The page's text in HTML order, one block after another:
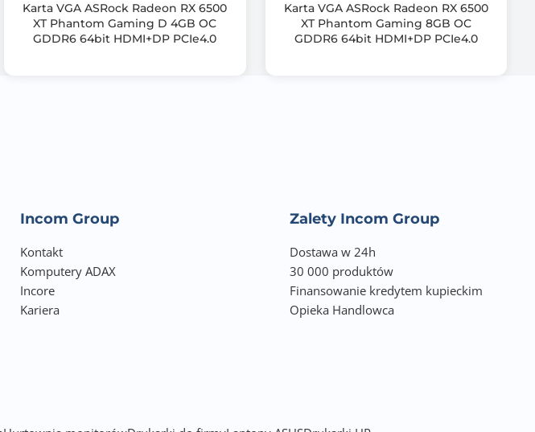
Karta VGA ASRock Radeon RX 6500
XT Phantom Gaming D 4GB OC
GDDR6 64bit HDMI+DP PCIe4.0
Karta VGA ASRock Radeon RX 6500
XT Phantom Gaming 8GB OC
GDDR6 64bit HDMI+DP PCIe4.0
Incom Group
Kontakt
Komputery ADAX
Incore
Kariera
Zalety Incom Group
Dostawa w 24h
30 000 produktów
Finansowanie kredytem kupieckim
Opieka Handlowca